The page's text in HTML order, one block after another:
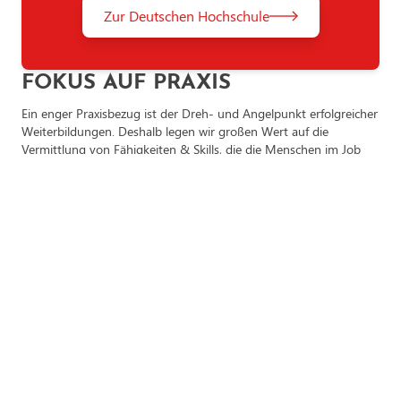
Berufsqualifizierender Hochschulabschluss
Fortbildungsabschluss
Abschluss einer staatlichen oder staatlich anerkannten
Fachschule in öffentlicher freier Trägerschaft
perfekt dem Berufsleben an.
Zur Deutschen Hochschule
FOKUS AUF PRAXIS
Ein enger Praxisbezug ist der Dreh- und Angelpunkt erfolgreicher
Weiterbildungen. Deshalb legen wir großen Wert auf die
Vermittlung von Fähigkeiten & Skills, die die Menschen im Job